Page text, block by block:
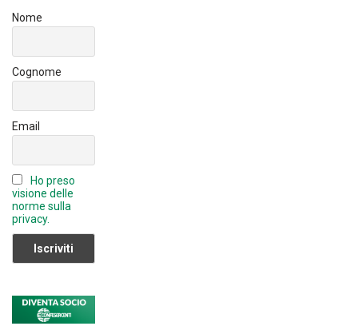
b
C
n
el
Nome
Cognome
Email
Ho preso
visione delle
norme sulla
privacy.